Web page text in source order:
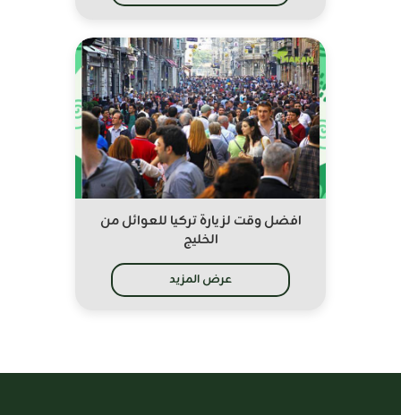
افضل وقت لزيارة تركيا للعوائل من
الخليج
عرض المزيد